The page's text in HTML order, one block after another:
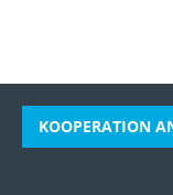
KOOPERATION